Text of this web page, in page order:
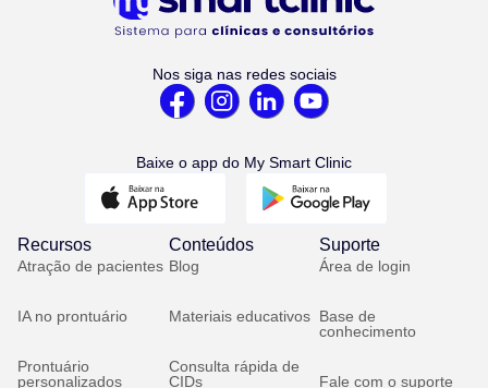
Nos siga nas redes sociais
Baixe o app do My Smart Clinic
Recursos
Atração de pacientes
IA no prontuário
Prontuário
personalizados
Conteúdos
Blog
Materiais educativos
Consulta rápida de
CIDs
Suporte
Área de login
Base de
conhecimento
Fale com o suporte